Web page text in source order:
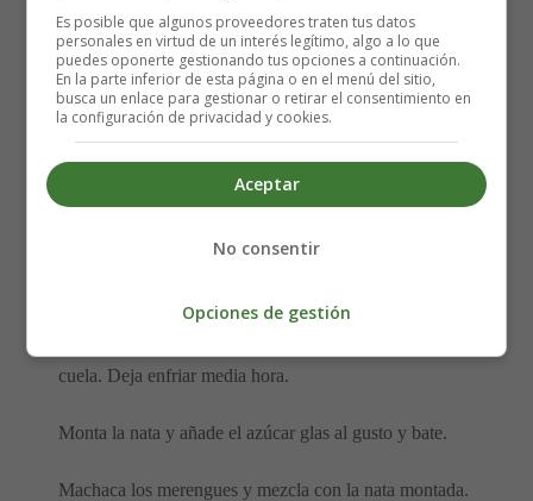
40 gramos demerengues
Azúcar glas
100 gramos de piñones
4 obleas o barquillos
Elaboración del Mousse de helado
con el azúcar durante 5 minutos a fuego moderado o
cuela. Deja enfriar media hora.
Monta la nata y añade el azúcar glas al gusto y bate.
Machaca los merengues y mezcla con la nata montada.
Es posible que algunos proveedores traten tus datos
personales en virtud de un interés legítimo, algo a lo que
puedes oponerte gestionando tus opciones a continuación.
En la parte inferior de esta página o en el menú del sitio,
busca un enlace para gestionar o retirar el consentimiento en
la configuración de privacidad y cookies.
Aceptar
No consentir
Opciones de gestión